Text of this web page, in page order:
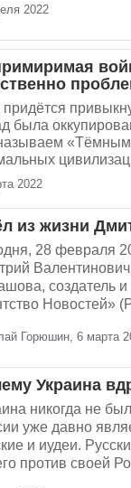
2022
была
2022
из жизни
28 февраля
создатель
Новостей»
Горюшин, 6 марта
Украина
никогда не
уже давно
и иудеи.
против своей